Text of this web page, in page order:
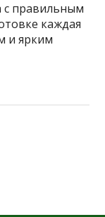
с правильным
каждая
и ярким